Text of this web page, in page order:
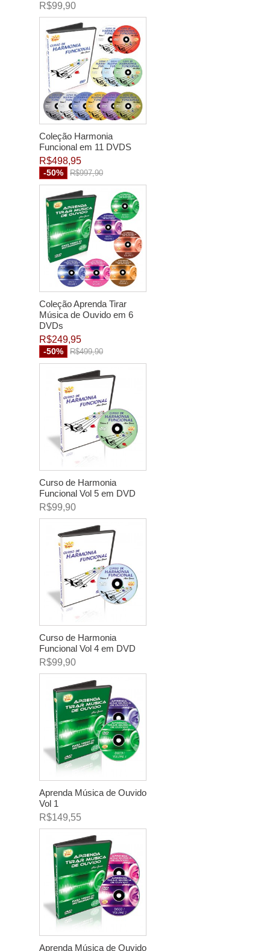
R$99,90
Coleção Harmonia
Funcional em 11 DVDS
R$498,95
-50% R$997,90
Coleção Aprenda Tirar
Música de Ouvido em 6
DVDs
R$249,95
-50% R$499,90
Curso de Harmonia
Funcional Vol 5 em DVD
R$99,90
Curso de Harmonia
Funcional Vol 4 em DVD
R$99,90
Aprenda Música de Ouvido
Vol 1
R$149,55
Aprenda Música de Ouvido